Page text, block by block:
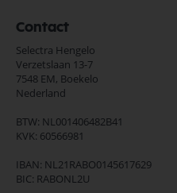
Contact
Selectra Hengelo
Verzetslaan 13-7
7548 EM, Boekelo
Nederland
BTW: NL001406482B41
KVK: 60566981
IBAN: NL21RABO0145617629
BIC: RABONL2U